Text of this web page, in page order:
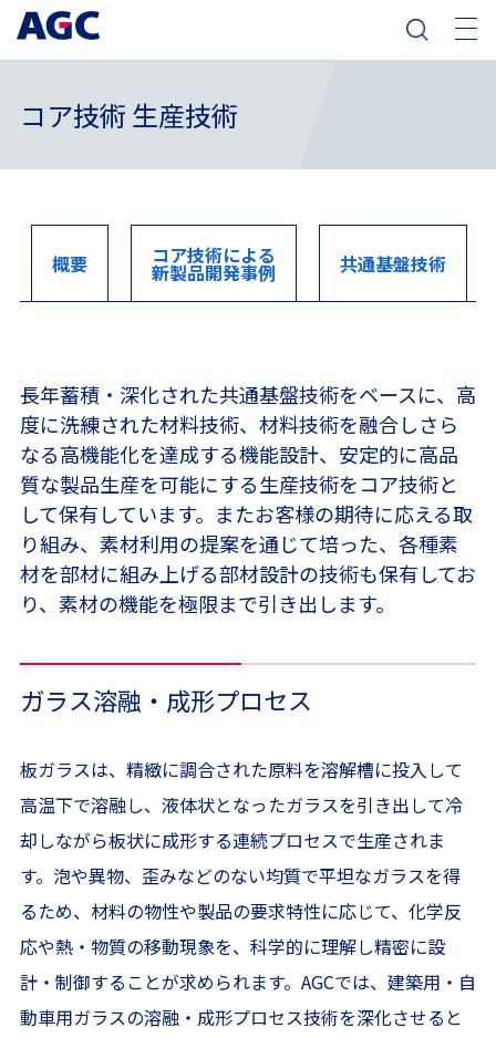
コア技術 生産技術
概要 コア技術による
新製品開発事例 共通基盤技術
長年蓄積・深化された共通基盤技術をベースに、高
度に洗練された材料技術、材料技術を融合しさら
なる高機能化を達成する機能設計、安定的に高品
質な製品生産を可能にする生産技術をコア技術と
して保有しています。またお客様の期待に応える取
り組み、素材利用の提案を通じて培った、各種素
材を部材に組み上げる部材設計の技術も保有してお
り、素材の機能を極限まで引き出します。
ガラス溶融・成形プロセス
板ガラスは、精緻に調合された原料を溶解槽に投入して
高温下で溶融し、液体状となったガラスを引き出して冷
却しながら板状に成形する連続プロセスで生産されま
す。泡や異物、歪みなどのない均質で平坦なガラスを得
るため、材料の物性や製品の要求特性に応じて、化学反
応や熱・物質の移動現象を、科学的に理解し精密に設
計・制御することが求められます。AGCでは、建築用・自
動車用ガラスの溶融・成形プロセス技術を深化させると